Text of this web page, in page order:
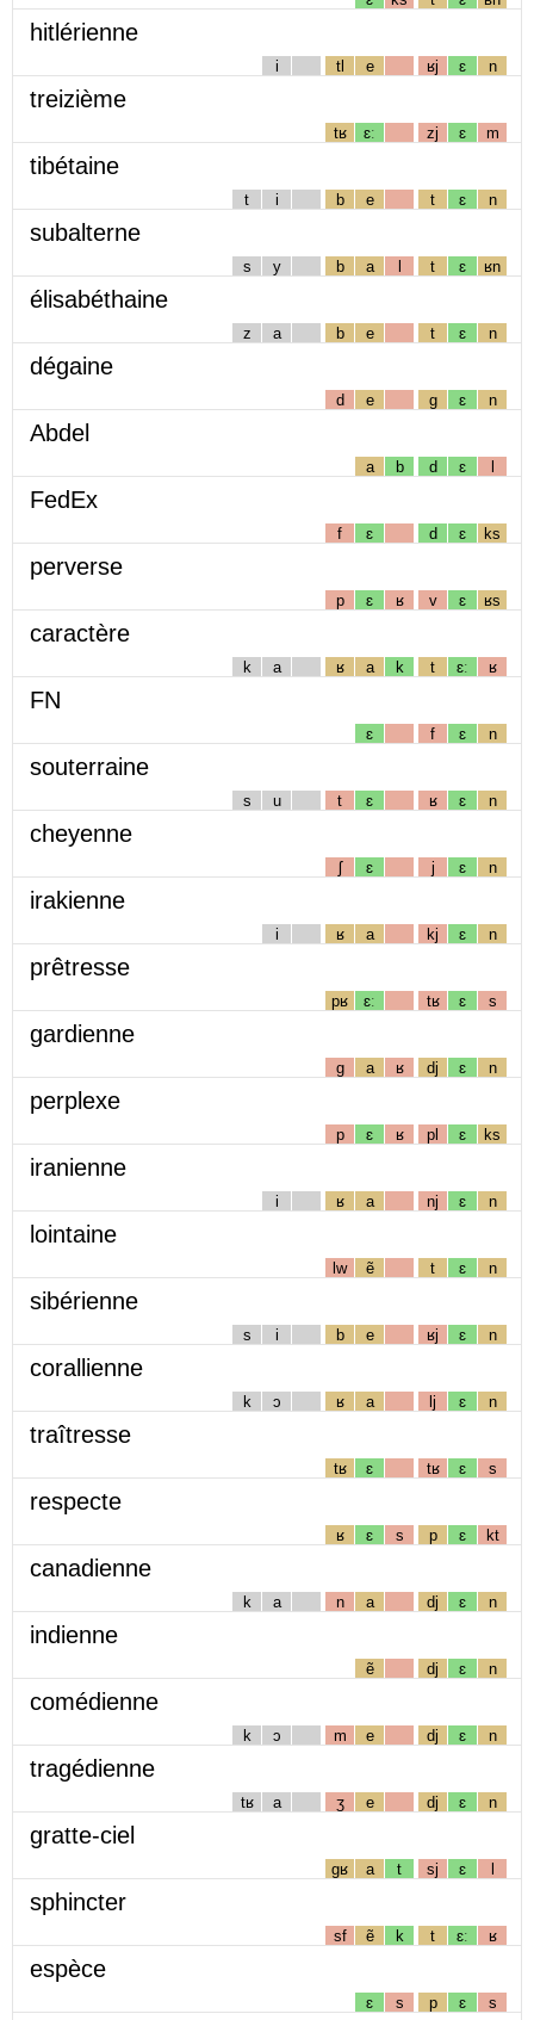
hitlérienne
i tl e ʁj ɛ n
treizième
tʁ ɛː zj ɛ m
tibétaine
t i b e t ɛ n
subalterne
s y b a l t ɛ ʁn
élisabéthaine
z a b e t ɛ n
dégaine
d e g ɛ n
Abdel
a b d ɛ l
FedEx
f ɛ d ɛ ks
perverse
p ɛ ʁ v ɛ ʁs
caractère
k a ʁ a k t ɛː ʁ
FN
ɛ f ɛ n
souterraine
s u t ɛ ʁ ɛ n
cheyenne
ʃ ɛ j ɛ n
irakienne
i ʁ a kj ɛ n
prêtresse
pʁ ɛː tʁ ɛ s
gardienne
g a ʁ dj ɛ n
perplexe
p ɛ ʁ pl ɛ ks
iranienne
i ʁ a nj ɛ n
lointaine
lw ẽ t ɛ n
sibérienne
s i b e ʁj ɛ n
corallienne
k ɔ ʁ a lj ɛ n
traîtresse
tʁ ɛ tʁ ɛ s
respecte
ʁ ɛ s p ɛ kt
canadienne
k a n a dj ɛ n
indienne
ẽ dj ɛ n
comédienne
k ɔ m e dj ɛ n
tragédienne
tʁ a ʒ e dj ɛ n
gratte-ciel
gʁ a t sj ɛ l
sphincter
sf ẽ k t ɛː ʁ
espèce
ɛ s p ɛ s